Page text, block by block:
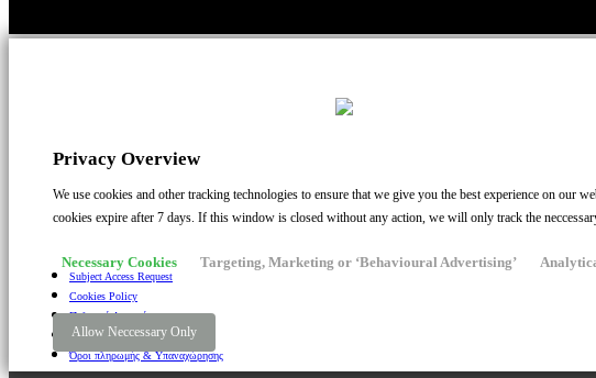
Subject Access Request
Cookies Policy
Πολιτική Απορρήτου
Μη Μεταδοση Στοιχειων
Όροι πληρωμής & Υπαναχώρησης
Privacy Overview
We use cookies and other tracking technologies to ensure that we give you the best experience on
cookies expire after 7 days. If this window is closed without any action, we will only track the
Necessary Cookies Targeting, Marketing or ‘Behavioural Advertising’
Allow Neccessary Only